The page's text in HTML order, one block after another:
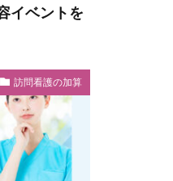
イベントを
訪問看護の加算